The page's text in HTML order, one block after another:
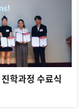
학과정 수료식